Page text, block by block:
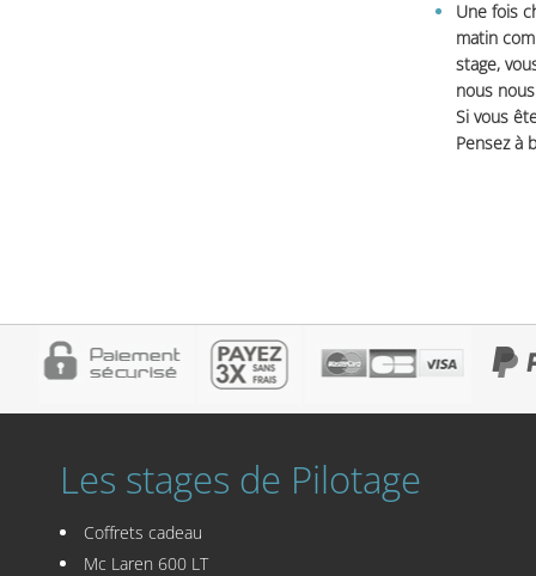
Une fois
matin
stage,
nous
Si vous
Pensez à
Les stages de Pilotage
Coffrets cadeau
Mc Laren 600 LT